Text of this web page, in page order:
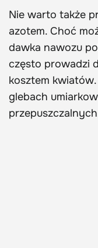
Nie warto także
azotem. Choć
dawka nawozu
często prowadzi
kosztem
glebach